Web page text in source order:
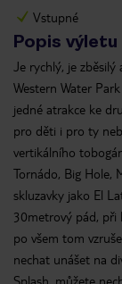
Vstupné
Popis výletu
Je rychlý, je
Western Water
jedné atrakce ke
pro děti i pro ty
vertikálního
Tornádo, Big Hole,
skluzavky jako El
30metrový pád, při
po všem tom
nechat unášet na
Splash, můžete